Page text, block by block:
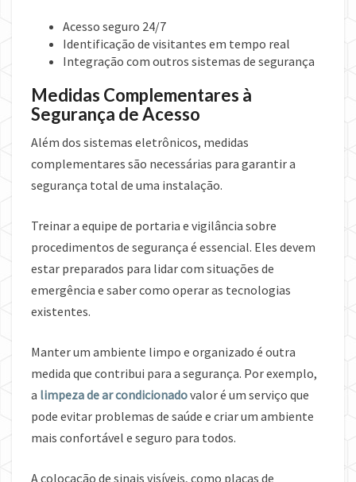
Acesso seguro 24/7
Identificação de visitantes em tempo real
Integração com outros sistemas de segurança
Medidas Complementares à
Segurança de Acesso
Além dos sistemas eletrônicos, medidas
complementares são necessárias para garantir a
segurança total de uma instalação.
Treinar a equipe de portaria e vigilância sobre
procedimentos de segurança é essencial. Eles devem
estar preparados para lidar com situações de
emergência e saber como operar as tecnologias
existentes.
Manter um ambiente limpo e organizado é outra
medida que contribui para a segurança. Por exemplo,
a limpeza de ar condicionadovalor é um serviço que
pode evitar problemas de saúde e criar um ambiente
mais confortável e seguro para todos.
A colocação de sinais visíveis, como placas de